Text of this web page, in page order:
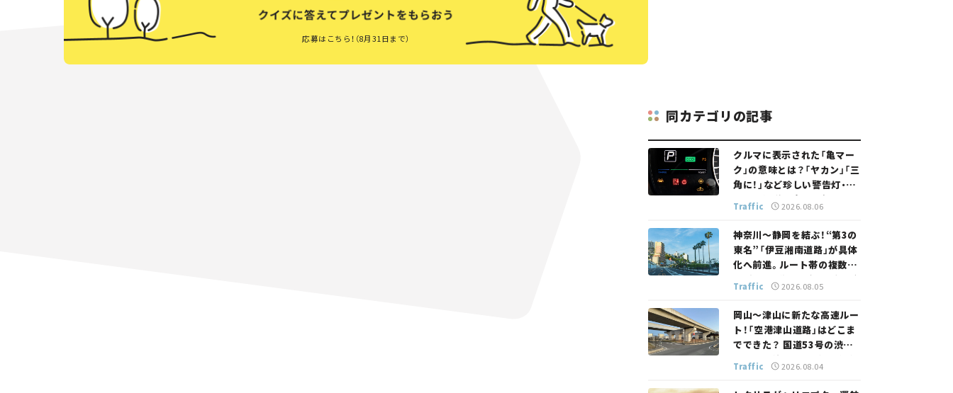
応募はこちら！（8月31日まで）
同カテゴリの記事
クルマに表示された「亀マー
ク」の意味とは？「ヤカン」「三
角に！」など珍しい警告灯・表
示灯を解説。 意外と便利なマ
ークも【クルマの知識】
Traffic 2026.08.06
神奈川～静岡を結ぶ！“第3の
東名”「伊豆湘南道路」が具体
化へ前進。ルート帯の複数案
検討へ。熱海まで信号ゼロが
実現？ 【いま気になる道路計
画】
Traffic 2026.08.05
岡山～津山に新たな高速ルー
ト！「空港津山道路」はどこま
でできた？ 国道53号の渋滞
緩和に期待。岡山市側でも動
きが【いま気になる道路計画】
Traffic 2026.08.04